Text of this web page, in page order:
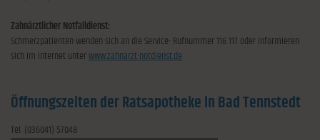
Zahnärztlicher Notfalldienst:
Schmerzpatienten wenden sich an die Service- Rufnummer 116 117 oder informieren
sich im Internet unterwww.zahnarzt-notdienst.de
Öffnungszeiten der Ratsapotheke in Bad Tennstedt
Tel. (036041) 57048